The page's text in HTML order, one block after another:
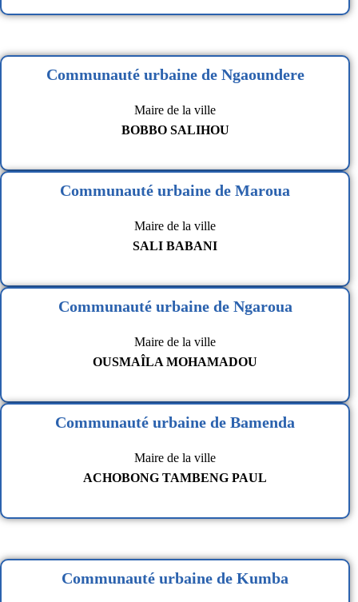
Communauté urbaine de Ngaoundere
Maire de la ville
BOBBO SALIHOU
Communauté urbaine de Maroua
Maire de la ville
SALI BABANI
Communauté urbaine de Ngaroua
Maire de la ville
OUSMAÎLA MOHAMADOU
Communauté urbaine de Bamenda
Maire de la ville
ACHOBONG TAMBENG PAUL
Communauté urbaine de Kumba